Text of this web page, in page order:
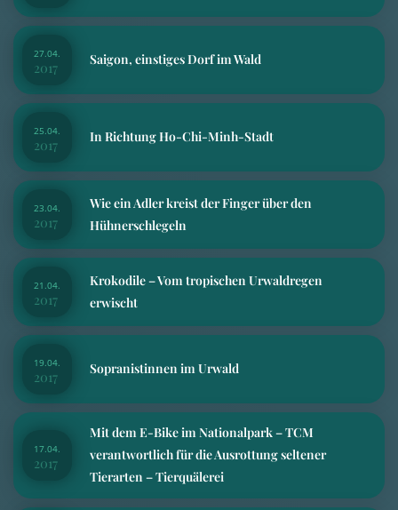
27.04.
2017 Saigon, einstiges Dorf im Wald
25.04.
2017 In Richtung Ho-Chi-Minh-Stadt
23.04.
2017
Wie ein Adler kreist der Finger über den
Hühnerschlegeln
21.04.
2017
Krokodile – Vom tropischen Urwaldregen
erwischt
19.04.
2017 Sopranistinnen im Urwald
17.04.
2017
Mit dem E-Bike im Nationalpark – TCM
verantwortlich für die Ausrottung seltener
Tierarten – Tierquälerei